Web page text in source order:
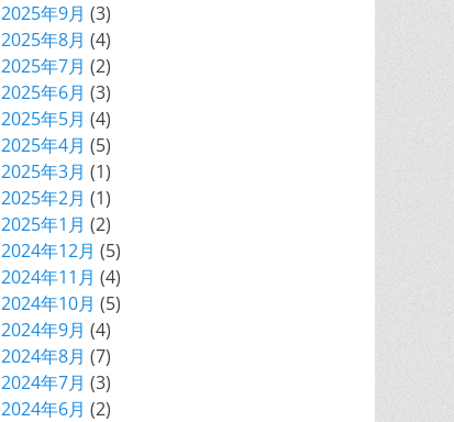
2025年9月 (3)
2025年8月 (4)
2025年7月 (2)
2025年6月 (3)
2025年5月 (4)
2025年4月 (5)
2025年3月 (1)
2025年2月 (1)
2025年1月 (2)
2024年12月 (5)
2024年11月 (4)
2024年10月 (5)
2024年9月 (4)
2024年8月 (7)
2024年7月 (3)
2024年6月 (2)